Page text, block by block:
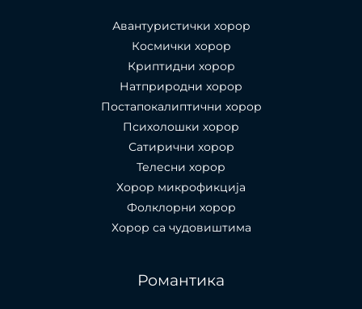
Авантуристички хорор
Космички хорор
Криптидни хорор
Натприродни хорор
Постапокалиптични хорор
Психолошки хорор
Сатирични хорор
Телесни хорор
Хорор микрофикција
Фолклорни хорор
Хорор са чудовиштима
Романтика